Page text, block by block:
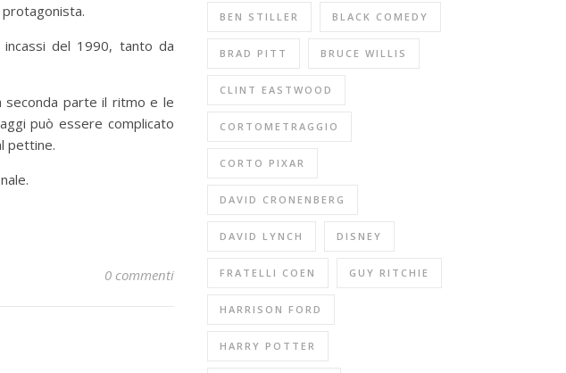
del 1990, tanto da
seconda parte il ritmo e le
può essere complicato
pettine.
0 commenti
BEN STILLER BLACK COMEDY
BRAD PITT BRUCE WILLIS
CLINT EASTWOOD
CORTOMETRAGGIO
CORTO PIXAR
DAVID CRONENBERG
DAVID LYNCH DISNEY
FRATELLI COEN GUY RITCHIE
HARRISON FORD
HARRY POTTER